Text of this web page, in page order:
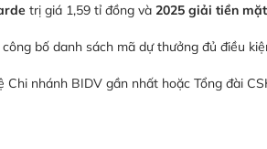
trị giá 1,59 tỉ đồng và 2025 giải tiền
bố danh sách mã dự thưởng đủ điều
nhánh BIDV gần nhất hoặc Tổng đài